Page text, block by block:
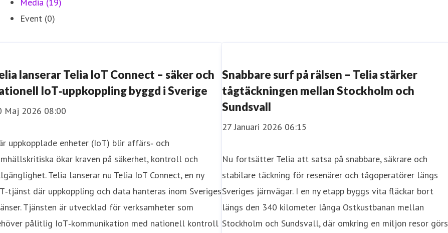
Event (0)
lanserar Telia IoT Connect – säker och
IoT‑uppkoppling byggd i Sverige
Maj 2026 08:00
uppkopplade enheter (IoT) blir affärs‑ och
ökar kraven på säkerhet, kontroll och
Telia lanserar nu Telia IoT Connect, en ny
där uppkoppling och data hanteras inom Sveriges
Tjänsten är utvecklad för verksamheter som
pålitlig IoT‑kommunikation med nationell kontroll
Snabbare surf på rälsen – Telia stärker
tågtäckningen mellan Stockholm och
Sundsvall
27 Januari 2026 06:15
Nu fortsätter Telia att satsa på snabbare, säkrare och
stabilare täckning för resenärer och tågoperatörer längs
Sveriges järnvägar. I en ny etapp byggs vita fläckar bort
längs den 340 kilometer långa Ostkustbanan mellan
Stockholm och Sundsvall, där omkring en miljon resor görs